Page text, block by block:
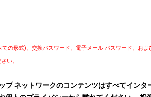
の形式)、交換パスワード、電子メール パスワード、
い。
プ ネットワークのコンテンツはすべてイン